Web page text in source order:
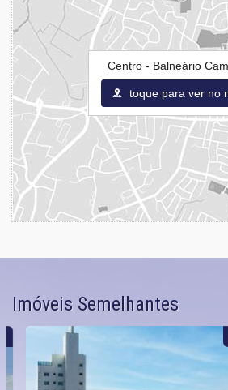
Centro - Balneário
toque para ver no
Imóveis Semelhantes